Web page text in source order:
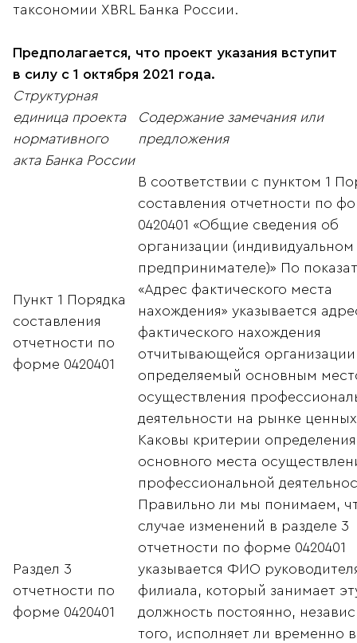
таксономии XBRL Банка России.
Предполагается, что проект указания вступит
в силу с 1 октября 2021 года.
Структурная
единица проекта
нормативного
акта Банка России
Содержание замечания или
предложения
Пункт 1 Порядка
составления
отчетности по
форме 0420401
В соответствии с пунктом 1
составления отчетности по
0420401 «Общие сведения об
организации (индивидуальном
предпринимателе)» По
«Адрес фактического места
нахождения» указывается
фактического нахождения
отчитывающейся
определяемый основным
осуществления
деятельности на рынке
Каковы критерии определения
основного места
профессиональной
Раздел 3
отчетности по
форме 0420401
Правильно ли мы понимаем,
случае изменений в разделе 3
отчетности по форме 0420401
указывается ФИО
филиала, который занимает
должность постоянно,
того, исполняет ли временно в